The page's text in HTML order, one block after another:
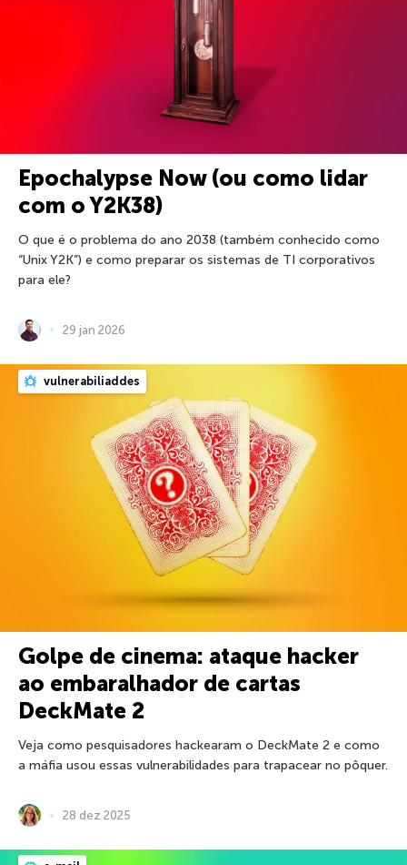
Epochalypse Now (ou como lidar
com o Y2K38)
O que é o problema do ano 2038 (também conhecido como
“Unix Y2K”) e como preparar os sistemas de TI corporativos
para ele?
29 jan 2026
vulnerabiliaddes
Golpe de cinema: ataque hacker
ao embaralhador de cartas
DeckMate 2
Veja como pesquisadores hackearam o DeckMate 2 e como
a máfia usou essas vulnerabilidades para trapacear no pôquer.
28 dez 2025